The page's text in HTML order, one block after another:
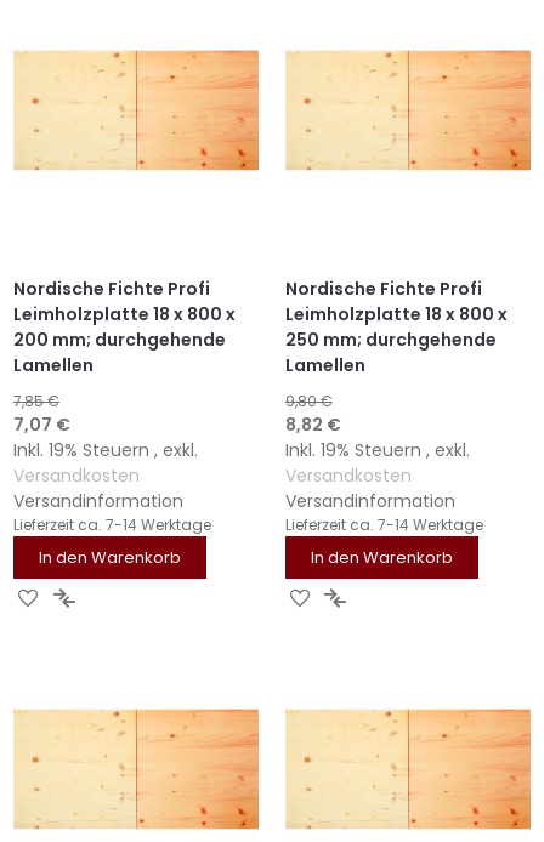
Nordische Fichte Profi
Leimholzplatte 18 x 800 x
200 mm; durchgehende
Lamellen
7,85 €
Sonderangebot
7,07 €
Inkl. 19% Steuern , exkl.
Versandkosten
Versandinformation
Lieferzeit ca. 7-14 Werktage
In den Warenkorb
ZURZUR
Nordische Fichte Profi
Leimholzplatte 18 x 800 x
250 mm; durchgehende
Lamellen
9,80 €
Sonderangebot
8,82 €
Inkl. 19% Steuern , exkl.
Versandkosten
Versandinformation
Lieferzeit ca. 7-14 Werktage
In den Warenkorb
ZURZUR